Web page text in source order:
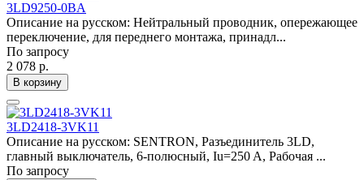
3LD9250-0BA
Описание на русском: Нейтральный проводник, опережающее
переключение, для переднего монтажа, принадл...
По запросу
2 078 р.
В корзину
3LD2418-3VK11
Описание на русском: SENTRON, Разъединитель 3LD,
главный выключатель, 6-полюсный, Iu=250 A, Рабочая ...
По запросу